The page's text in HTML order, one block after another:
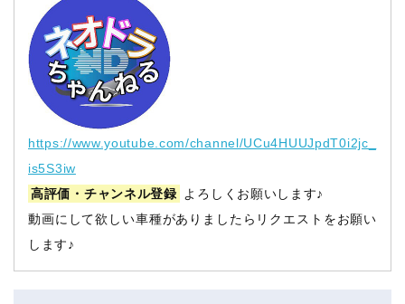
https://www.youtube.com/channel/UCu4HUUJpdT0i2jc_
is5S3iw
高評価・チャンネル登録
よろしくお願いします♪
動画にして欲しい車種がありましたらリクエストをお願い
します♪